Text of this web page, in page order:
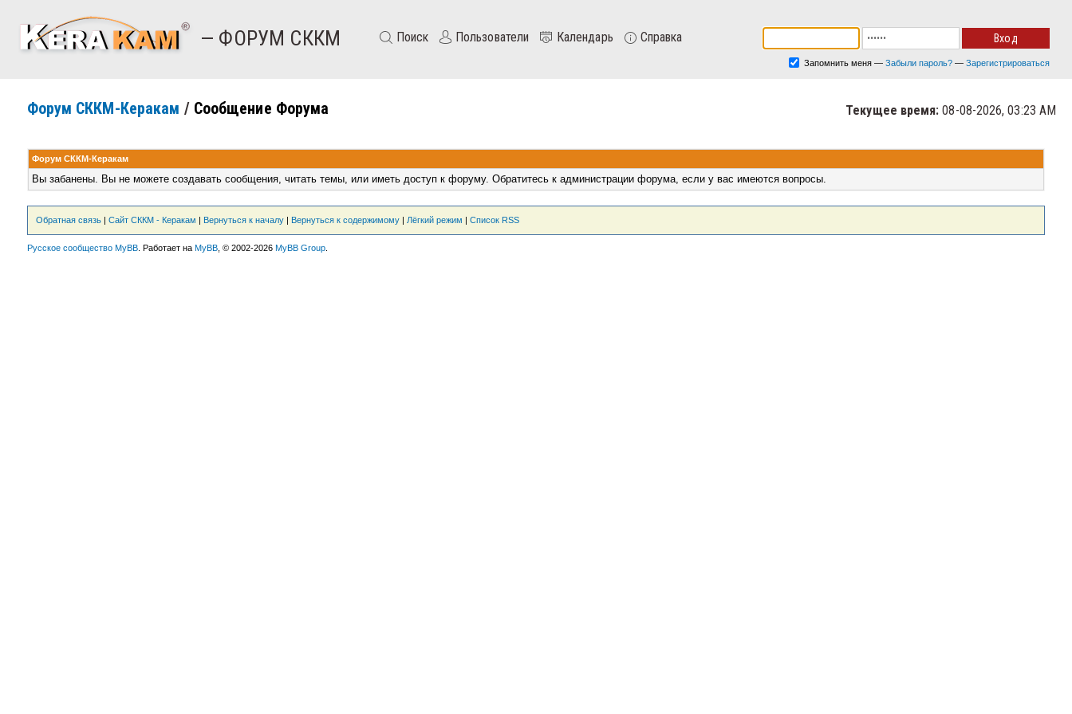
— ФОРУМ СККМ Поиск Пользователи Календарь Справка
Запомнить меня — Забыли пароль? — Зарегистрироваться
Текущее время: 08-08-2026, 03:23 AM
Форум СККМ-Керакам / Сообщение Форума
Форум СККМ-Керакам
Вы забанены. Вы не можете создавать сообщения, читать темы, или иметь доступ к форуму. Обратитесь к администрации форума, если у вас имеются вопросы.
Обратная связь| Сайт СККМ - Керакам | Вернуться к началу| Вернуться к содержимому| Лёгкий режим | Список RSS
Русское сообщество MyBB. Работает на MyBB, © 2002-2026 MyBB Group.